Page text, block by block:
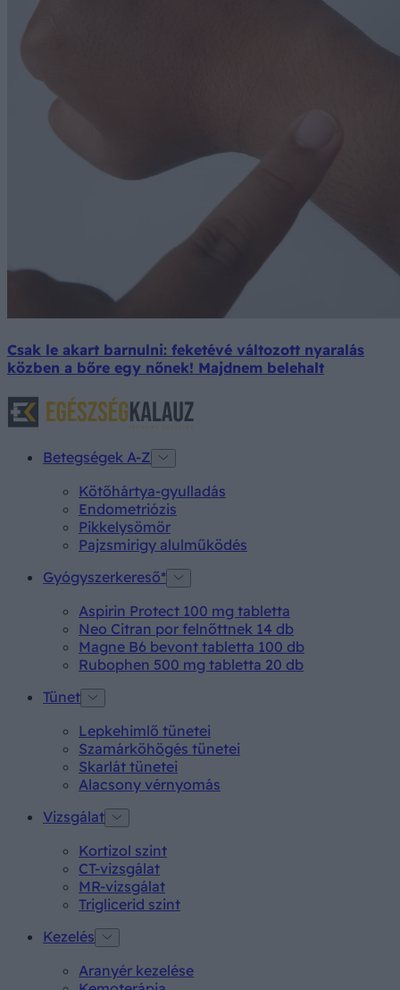
Csak le akart barnulni: feketévé változott nyaralás
közben a bőre egy nőnek! Majdnem belehalt
Betegségek A-Z
Kötőhártya-gyulladás
Endometriózis
Pikkelysömör
Pajzsmirigy alulműködés
Gyógyszerkereső*
Aspirin Protect 100 mg tabletta
Neo Citran por felnőttnek 14 db
Magne B6 bevont tabletta 100 db
Rubophen 500 mg tabletta 20 db
Tünet
Lepkehimlő tünetei
Szamárköhögés tünetei
Skarlát tünetei
Alacsony vérnyomás
Vizsgálat
Kortizol szint
CT-vizsgálat
MR-vizsgálat
Triglicerid szint
Kezelés
Aranyér kezelése